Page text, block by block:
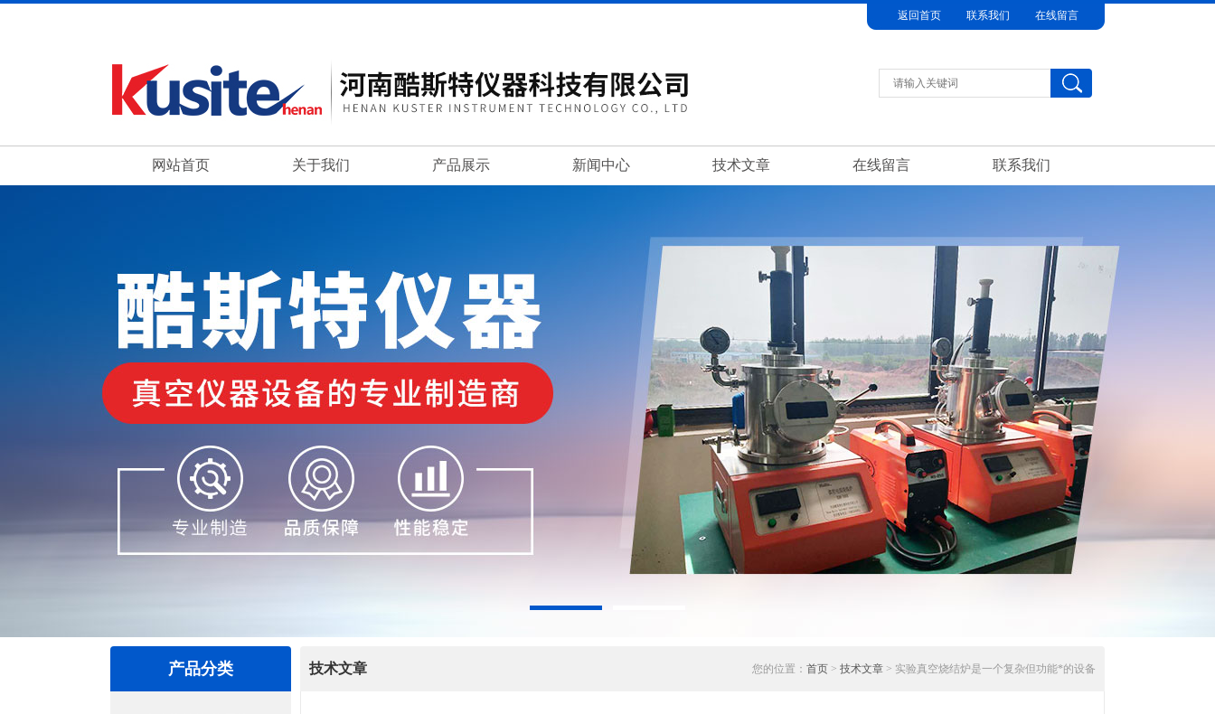
返回首页 联系我们 在线留言
网站首页 关于我们 产品展示 新闻中心 技术文章 在线留言 联系我们
产品分类 技术文章 您的位置： 首页 > 技术文章 > 实验真空烧结炉是一个复杂但功能*的设备